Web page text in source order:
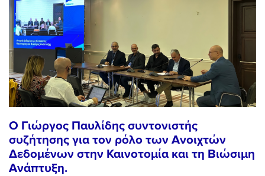
Ο Γιώργος Παυλίδης συντονιστής
συζήτησης για τον ρόλο των Ανοιχτών
Δεδομένων στην Καινοτομία και τη Βιώσιμη
Ανάπτυξη.